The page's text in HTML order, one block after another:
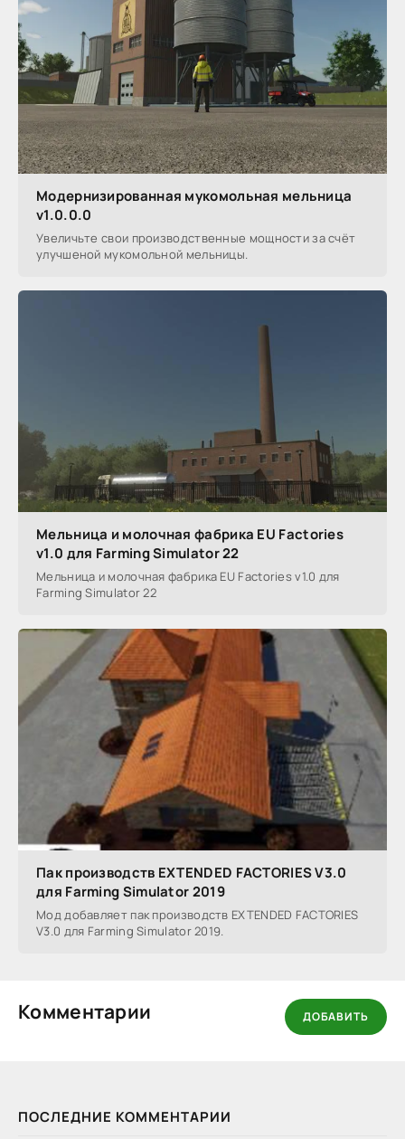
ПОСЛЕДНИЕ КОММЕНТАРИИ
Модернизированная мукомольная мельница
v1.0.0.0
Увеличьте свои производственные мощности за счёт
улучшеной мукомольной мельницы.
Мельница и молочная фабрика EU Factories
v1.0 для Farming Simulator 22
Мельница и молочная фабрика EU Factories v1.0 для
Farming Simulator 22
Пак производств EXTENDED FACTORIES V3.0
для Farming Simulator 2019
Мод добавляет пак производств EXTENDED FACTORIES
V3.0 для Farming Simulator 2019.
Комментарии ДОБАВИТЬ